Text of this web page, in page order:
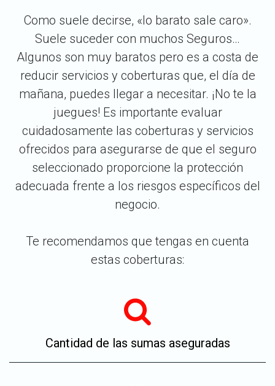
Como suele decirse, «lo barato sale caro».
Suele suceder con muchos Seguros…
Algunos son muy baratos pero es a costa de
reducir servicios y coberturas que, el día de
mañana, puedes llegar a necesitar. ¡No te la
juegues! Es importante evaluar
cuidadosamente las coberturas y servicios
ofrecidos para asegurarse de que el seguro
seleccionado proporcione la protección
adecuada frente a los riesgos específicos del
negocio.
Te recomendamos que tengas en cuenta
estas coberturas:
Cantidad de las sumas aseguradas